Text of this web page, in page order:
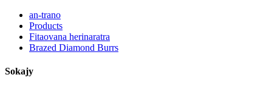
an-trano
Products
Fitaovana herinaratra
Brazed Diamond Burrs
Sokajy